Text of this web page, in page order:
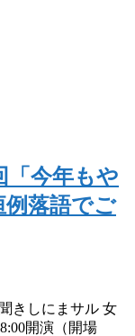
「今年もや
落語でご
きしにまサル 女
開演（開場